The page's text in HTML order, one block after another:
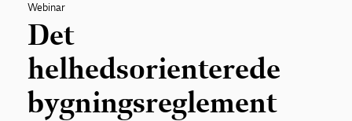
Webinar
Det
helhedsorienterede
bygningsreglement